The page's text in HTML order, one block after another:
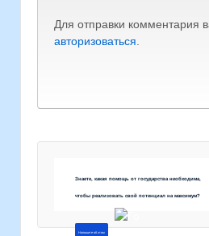
Для отправки комментария
авторизоваться
Знаете, какая помощь от государства необходима,
чтобы реализовать свой потенциал на максимум?
Напишите об этом